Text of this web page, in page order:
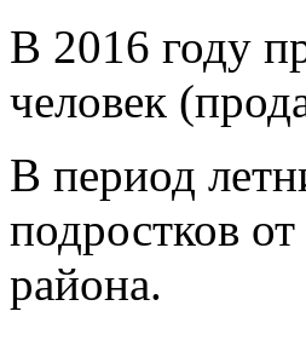
В 2016 году
человек
В период
подростков
района.